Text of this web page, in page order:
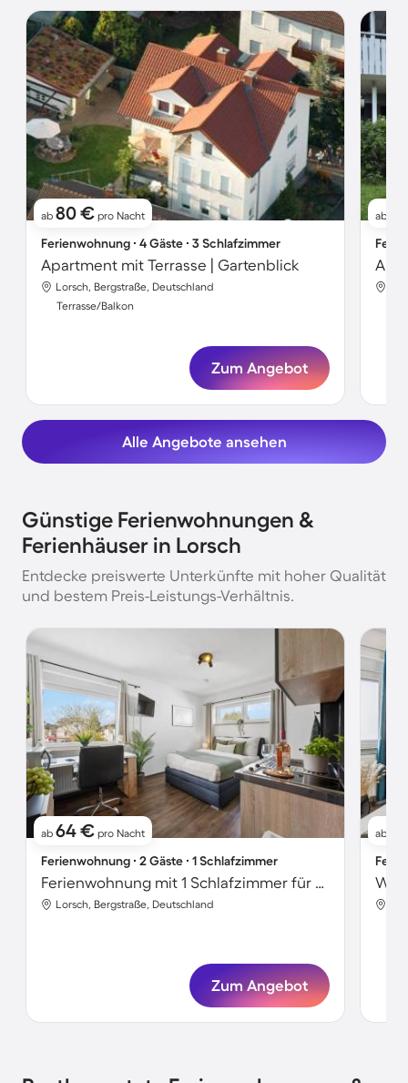
ab 80 € pro Nacht
Ferienwohnung ∙ 4 Gäste ∙ 3 Schlafzimmer
Apartment mit Terrasse | Gartenblick
Lorsch, Bergstraße, Deutschland
Terrasse/Balkon
Zum Angebot
ab
Alle Angebote ansehen
Günstige Ferienwohnungen &
Ferienhäuser in Lorsch
Entdecke preiswerte Unterkünfte mit hoher Qualität
und bestem Preis-Leistungs-Verhältnis.
ab 64 € pro Nacht
Ferienwohnung ∙ 2 Gäste ∙ 1 Schlafzimmer
Ferienwohnung mit 1 Schlafzimmer für 2 Personen
Lorsch, Bergstraße, Deutschland
Zum Angebot
ab